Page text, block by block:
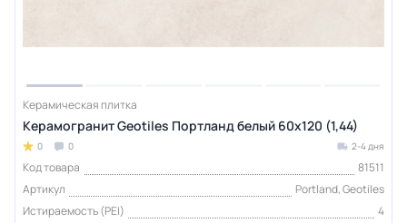
Керамическая плитка
Керамогранит Geotiles Портланд белый 60x120 (1,44)
0 0 2-4 дня
Код товара
81511
Артикул
Portland, Geotiles
Истираемость (PEI)
4